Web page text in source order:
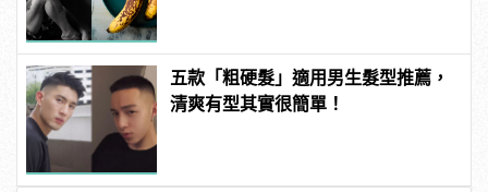
五款「粗硬髮」適用男生髮型推薦，
清爽有型其實很簡單！